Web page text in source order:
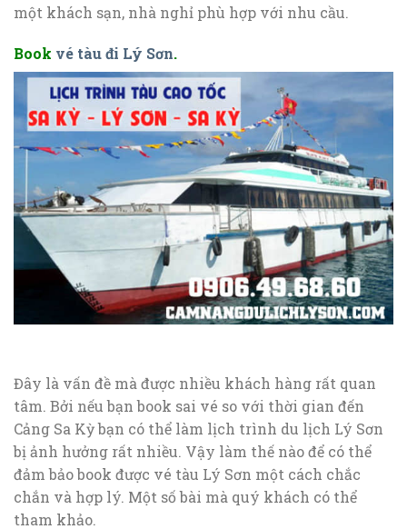
một khách sạn, nhà nghỉ phù hợp với nhu cầu.
Book vé tàu đi Lý Sơn.
Đây là vấn đề mà được nhiều khách hàng rất quan
tâm. Bởi nếu bạn book sai vé so với thời gian đến
Cảng Sa Kỳ bạn có thể làm lịch trình du lịch Lý Sơn
bị ảnh hưởng rất nhiều. Vậy làm thế nào để có thể
đảm bảo book được vé tàu Lý Sơn một cách chắc
chắn và hợp lý. Một số bài mà quý khách có thể
tham khảo.